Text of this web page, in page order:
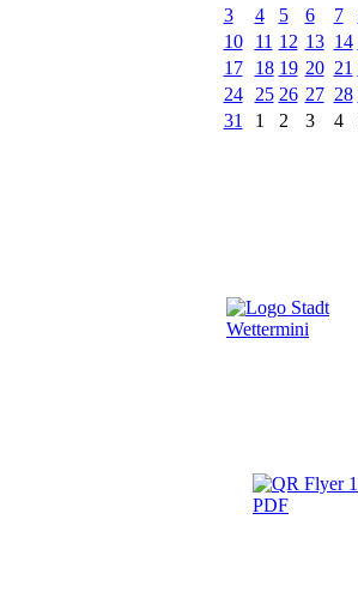
3
4 5 6 7
10
11 12 13 14
17
18 19 20 21
24
25 26 27 28
31
1 2 3 4